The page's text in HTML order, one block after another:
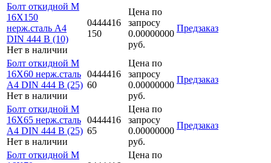
Болт откидной M
16Х150
нерж.сталь A4
DIN 444 B (10)
Нет в наличии
0444416
150
Цена по
запросу
0.00000000
руб.
Предзаказ
Болт откидной M
16Х60 нерж.сталь
A4 DIN 444 B (25)
Нет в наличии
0444416
60
Цена по
запросу
0.00000000
руб.
Предзаказ
Болт откидной M
16Х65 нерж.сталь
A4 DIN 444 B (25)
Нет в наличии
0444416
65
Цена по
запросу
0.00000000
руб.
Предзаказ
Болт откидной M
Цена по